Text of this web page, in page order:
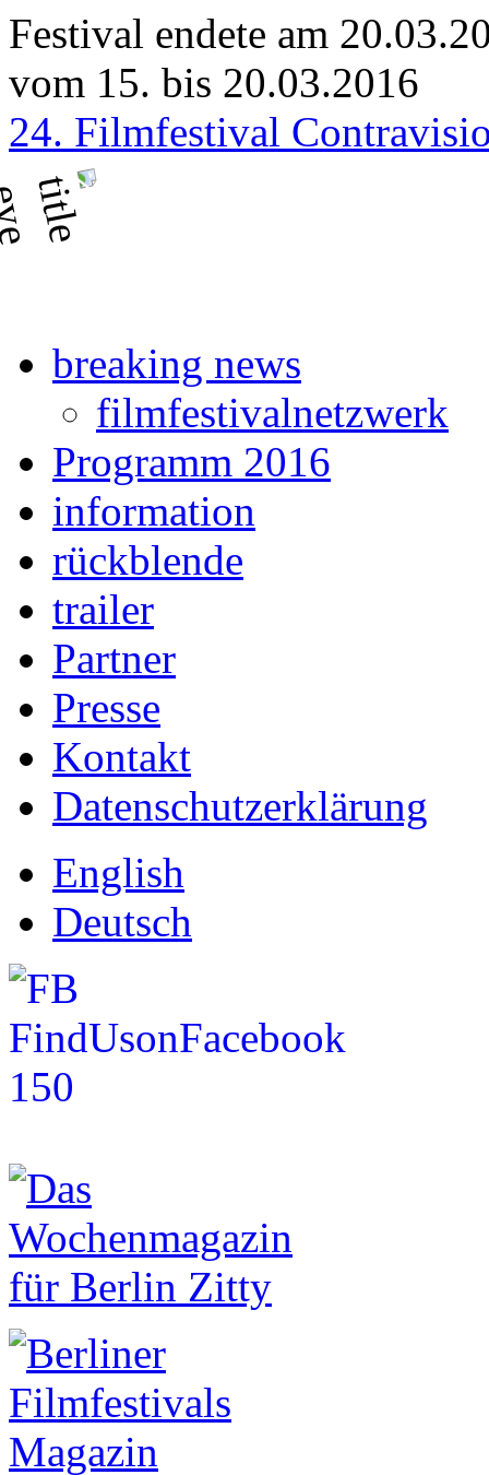
Festival endete am
vom 15. bis 20.03.2016
24. Filmfestival
breaking news
filmfestivalnetzwerk
Programm 2016
information
rückblende
trailer
Partner
Presse
Kontakt
Datenschutzerklärung
English
Deutsch